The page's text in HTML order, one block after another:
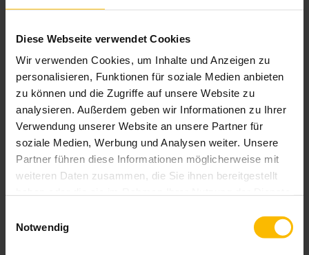
Diese Webseite verwendet Cookies
Wir verwenden Cookies, um Inhalte und Anzeigen zu
personalisieren, Funktionen für soziale Medien anbieten
zu können und die Zugriffe auf unsere Website zu
analysieren. Außerdem geben wir Informationen zu Ihrer
Verwendung unserer Website an unsere Partner für
soziale Medien, Werbung und Analysen weiter. Unsere
Partner führen diese Informationen möglicherweise mit
weiteren Daten zusammen, die Sie ihnen bereitgestellt
Notwendig